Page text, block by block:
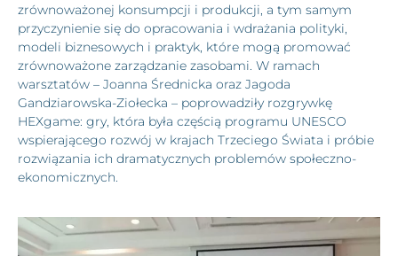
zrównoważonej konsumpcji i produkcji, a tym samym
przyczynienie się do opracowania i wdrażania polityki,
modeli biznesowych i praktyk, które mogą promować
zrównoważone zarządzanie zasobami. W ramach
warsztatów – Joanna Średnicka oraz Jagoda
Gandziarowska-Ziołecka – poprowadziły rozgrywkę
HEXgame: gry, która była częścią programu UNESCO
wspierającego rozwój w krajach Trzeciego Świata i próbie
rozwiązania ich dramatycznych problemów społeczno-
ekonomicznych.